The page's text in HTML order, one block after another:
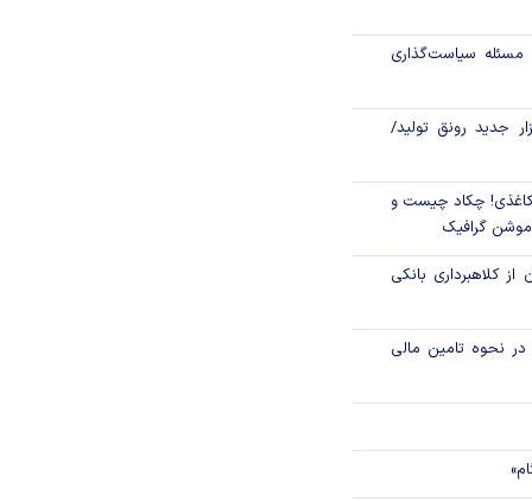
شدند؟
جدید مالیاتی برای
انتقال ارز
سیاست‌گذاری
جدید رونق تولید/
چکاد چیست و
گرافیک
کلاهبرداری بانکی
در نحوه تامین مالی